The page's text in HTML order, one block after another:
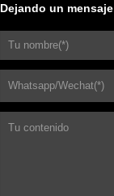
Dejando un mensaje